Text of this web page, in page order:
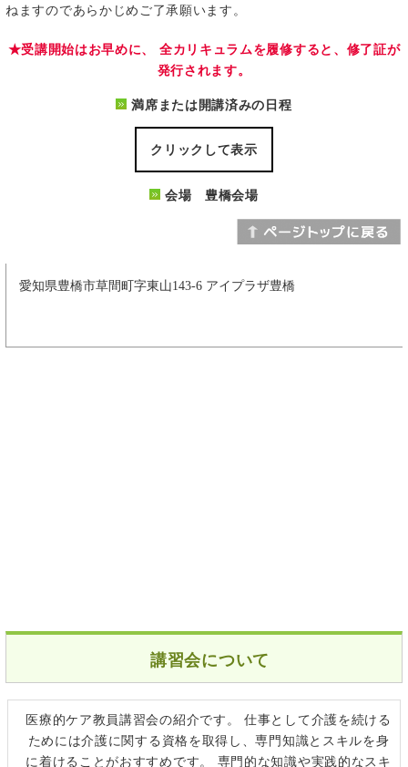
ねますのであらかじめご了承願います。
★受講開始はお早めに、 全カリキュラムを履修すると、修了証が
発行されます。
満席または開講済みの日程
クリックして表示
会場 豊橋会場
愛知県豊橋市草間町字東山143-6 アイプラザ豊橋
講習会について
医療的ケア教員講習会の紹介です。 仕事として介護を続ける
ためには介護に関する資格を取得し、専門知識とスキルを身
に着けることがおすすめです。 専門的な知識や実践的なスキ